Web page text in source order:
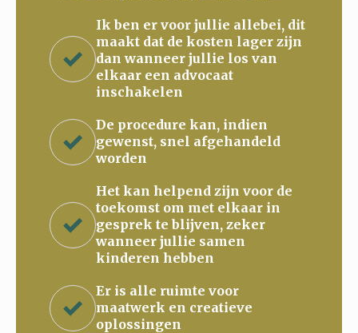
Ik ben er voor jullie allebei, dit
maakt dat de kosten lager zijn
dan wanneer jullie los van
elkaar een advocaat
inschakelen
De procedure kan, indien
gewenst, snel afgehandeld
worden
Het kan helpend zijn voor de
toekomst om met elkaar in
gesprek te blijven, zeker
wanneer jullie samen
kinderen hebben
Er is alle ruimte voor
maatwerk en creatieve
oplossingen